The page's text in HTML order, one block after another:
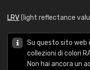
LRV(light reflectance
Su questo sito web
collezioni di colori
Non hai ancora un